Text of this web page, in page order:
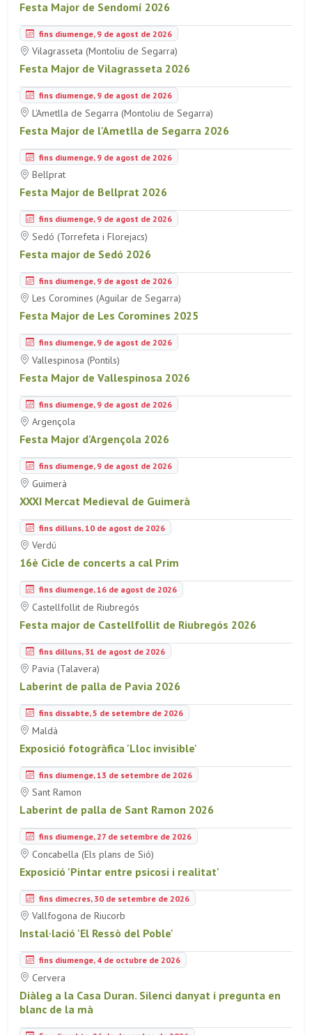
Festa Major de Sendomí 2026
fins diumenge, 9 de agost de 2026
Vilagrasseta (Montoliu de Segarra)
Festa Major de Vilagrasseta 2026
fins diumenge, 9 de agost de 2026
L'Ametlla de Segarra (Montoliu de Segarra)
Festa Major de l'Ametlla de Segarra 2026
fins diumenge, 9 de agost de 2026
Bellprat
Festa Major de Bellprat 2026
fins diumenge, 9 de agost de 2026
Sedó (Torrefeta i Florejacs)
Festa major de Sedó 2026
fins diumenge, 9 de agost de 2026
Les Coromines (Aguilar de Segarra)
Festa Major de Les Coromines 2025
fins diumenge, 9 de agost de 2026
Vallespinosa (Pontils)
Festa Major de Vallespinosa 2026
fins diumenge, 9 de agost de 2026
Argençola
Festa Major d'Argençola 2026
fins diumenge, 9 de agost de 2026
Guimerà
XXXI Mercat Medieval de Guimerà
fins dilluns, 10 de agost de 2026
Verdú
16è Cicle de concerts a cal Prim
fins diumenge, 16 de agost de 2026
Castellfollit de Riubregós
Festa major de Castellfollit de Riubregós 2026
fins dilluns, 31 de agost de 2026
Pavia (Talavera)
Laberint de palla de Pavia 2026
fins dissabte, 5 de setembre de 2026
Maldà
Exposició fotogràfica 'Lloc invisible'
fins diumenge, 13 de setembre de 2026
Sant Ramon
Laberint de palla de Sant Ramon 2026
fins diumenge, 27 de setembre de 2026
Concabella (Els plans de Sió)
Exposició 'Pintar entre psicosi i realitat'
fins dimecres, 30 de setembre de 2026
Vallfogona de Riucorb
Instal·lació 'El Ressò del Poble'
fins diumenge, 4 de octubre de 2026
Cervera
Diàleg a la Casa Duran. Silenci danyat i pregunta en
blanc de la mà